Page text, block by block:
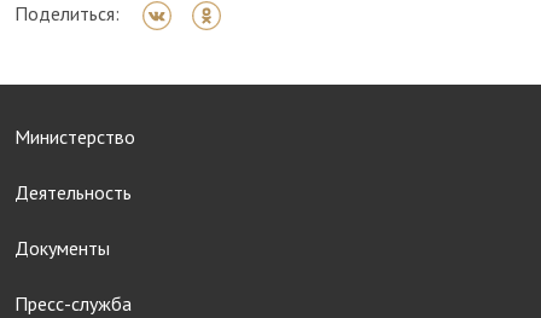
Поделиться:
Министерство
Деятельность
Документы
Пресс-служба